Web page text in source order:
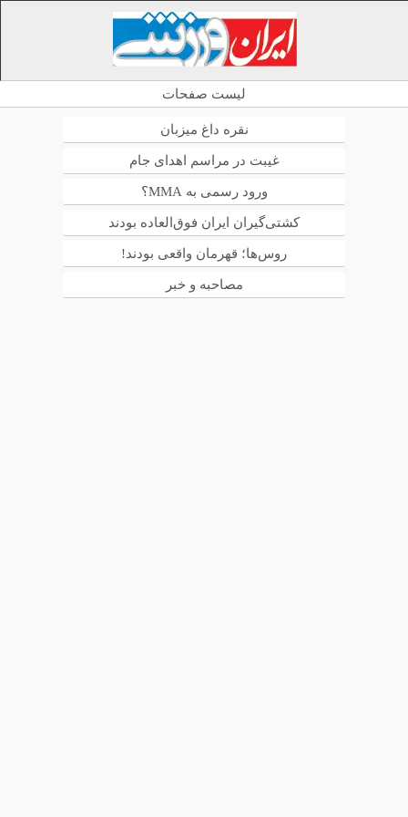
لیست صفحات
نقره داغ میزبان
غیبت در مراسم اهدای جام
ورود رسمی به MMA؟
کشتی‌گیران ایران فوق‌العاده بودند
روس‌ها؛ قهرمان واقعی بودند!
مصاحبه و خبر